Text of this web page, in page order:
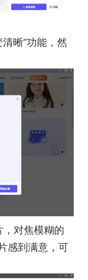
晰”功能，然
对焦模糊的
感到满意，可